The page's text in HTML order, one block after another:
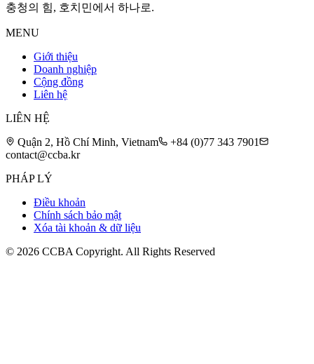
충청의 힘, 호치민에서 하나로.
MENU
Giới thiệu
Doanh nghiệp
Cộng đồng
Liên hệ
LIÊN HỆ
Quận 2, Hồ Chí Minh, Vietnam
+84 (0)77 343 7901
contact@ccba.kr
PHÁP LÝ
Điều khoản
Chính sách bảo mật
Xóa tài khoản & dữ liệu
© 2026 CCBA Copyright. All Rights Reserved